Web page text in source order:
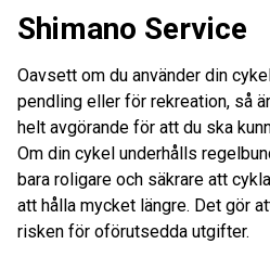
Shimano Service
Oavsett om du använder din
pendling eller för rekreation, så
helt avgörande för att du ska
Om din cykel underhålls
bara roligare och säkrare att
att hålla mycket längre. Det gör
risken för oförutsedda utgifter.